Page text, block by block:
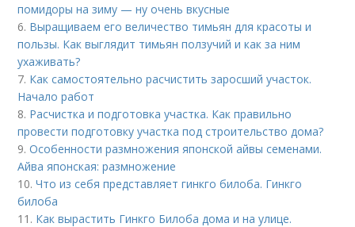
помидоры на зиму — ну очень вкусные
6. Выращиваем его величество тимьян для красоты и
пользы. Как выглядит тимьян ползучий и как за ним
ухаживать?
7. Как самостоятельно расчистить заросший участок.
Начало работ
8. Расчистка и подготовка участка. Как правильно
провести подготовку участка под строительство дома?
9.Особенности размножения японской айвы семенами.
Айва японская: размножение
10.Что из себя представляет гинкго билоба. Гинкго
билоба
11. Как вырастить Гинкго Билоба дома и на улице.